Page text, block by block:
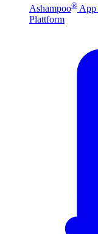
Ashampoo® App
Plattform